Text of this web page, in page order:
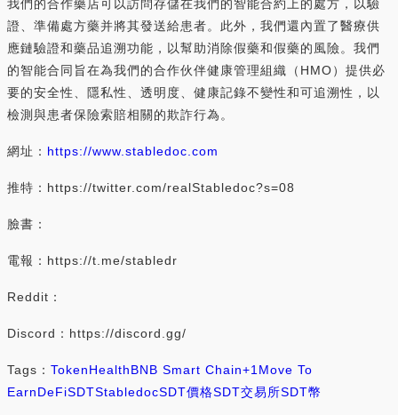
我們的合作藥店可以訪問存儲在我們的智能合約上的處方，以驗
證、準備處方藥并將其發送給患者。此外，我們還內置了醫療供
應鏈驗證和藥品追溯功能，以幫助消除假藥和假藥的風險。我們
的智能合同旨在為我們的合作伙伴健康管理組織（HMO）提供必
要的安全性、隱私性、透明度、健康記錄不變性和可追溯性，以
檢測與患者保險索賠相關的欺詐行為。
網址： https://www.stabledoc.com
推特：https://twitter.com/realStabledoc?s=08
臉書：
電報：https://t.me/stabledr
Reddit：
Discord：https://discord.gg/
Tags： TokenHealthBNB Smart Chain+1 Move To
EarnDeFiSDTStabledocSDT價格SDT交易所SDT幣